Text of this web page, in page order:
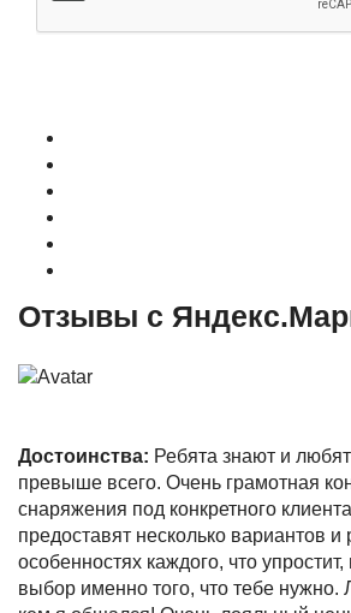
Отзывы с
Достоинства: Ребята знают и
превыше всего. Очень грамотная
снаряжения под конкретного
предоставят несколько вариантов
особенностях каждого, что
выбор именно того, что тебе нужно.